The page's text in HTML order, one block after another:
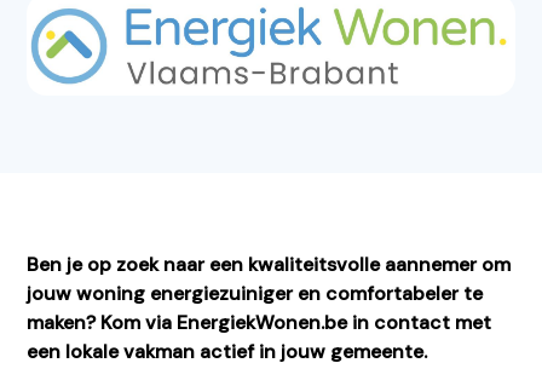
Ben je op zoek naar een kwaliteitsvolle aannemer om
jouw woning energiezuiniger en comfortabeler te
maken? Kom via EnergiekWonen.be in contact met
een lokale vakman actief in jouw gemeente.